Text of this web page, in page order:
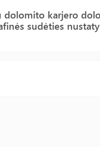
dolomito karjero
sudėties